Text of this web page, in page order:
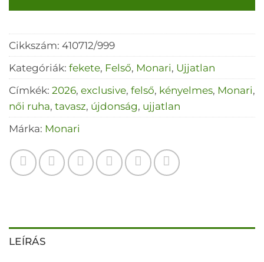
Cikkszám: 410712/999
Kategóriák: fekete, Felső, Monari, Ujjatlan
Címkék: 2026, exclusive, felső, kényelmes, Monari,
női ruha, tavasz, újdonság, ujjatlan
Márka: Monari
LEÍRÁS